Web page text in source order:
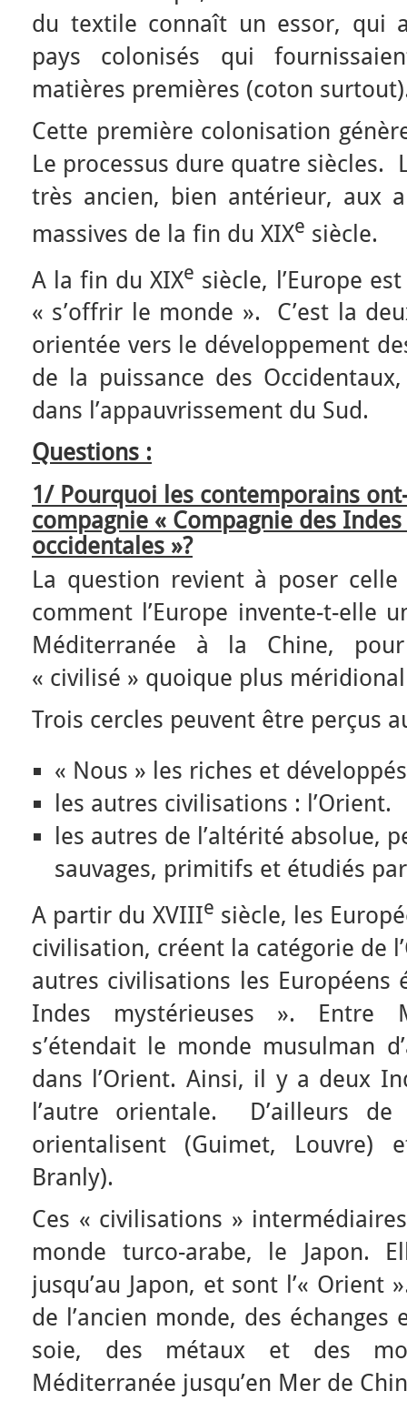
du textile connaît un essor, qui
pays colonisés qui
matières premières (coton
Cette première colonisation
Le processus dure quatre siècles.
très ancien, bien antérieur, aux
massives de la fin du XIXe siècle.
A la fin du XIXe siècle, l’Europe
« s’offrir le monde ». C’est la
orientée vers le développement
de la puissance des
dans l’appauvrissement du Sud.
Questions :
1/ Pourquoi les contemporains
compagnie « Compagnie des
occidentales »?
La question revient à poser
comment l’Europe invente-t-elle
Méditerranée à la Chine,
« civilisé » quoique plus méridional
Trois cercles peuvent être perçus
« Nous » les riches et
les autres civilisations : l’Orient.
les autres de l’altérité absolue,
sauvages, primitifs et étudiés
A partir du XVIIIe siècle, les
civilisation, créent la catégorie de
autres civilisations les Européens
Indes mystérieuses ». Entre
s’étendait le monde musulman
dans l’Orient. Ainsi, il y a deux
l’autre orientale. D’ailleurs
orientalisent (Guimet, Louvre)
Branly).
Ces « civilisations »
monde turco-arabe, le Japon.
jusqu’au Japon, et sont l’« Orient
de l’ancien monde, des
soie, des métaux et des
Méditerranée jusqu’en Mer de